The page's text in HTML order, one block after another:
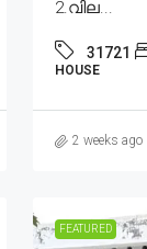
2.വില...
31721
HOUSE
2 weeks ago
FEATURED